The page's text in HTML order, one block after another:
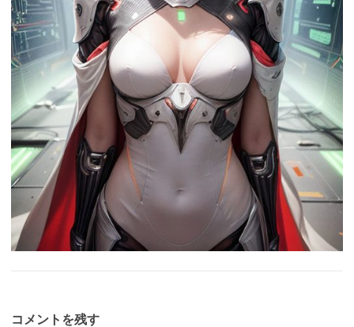
コメントを残す